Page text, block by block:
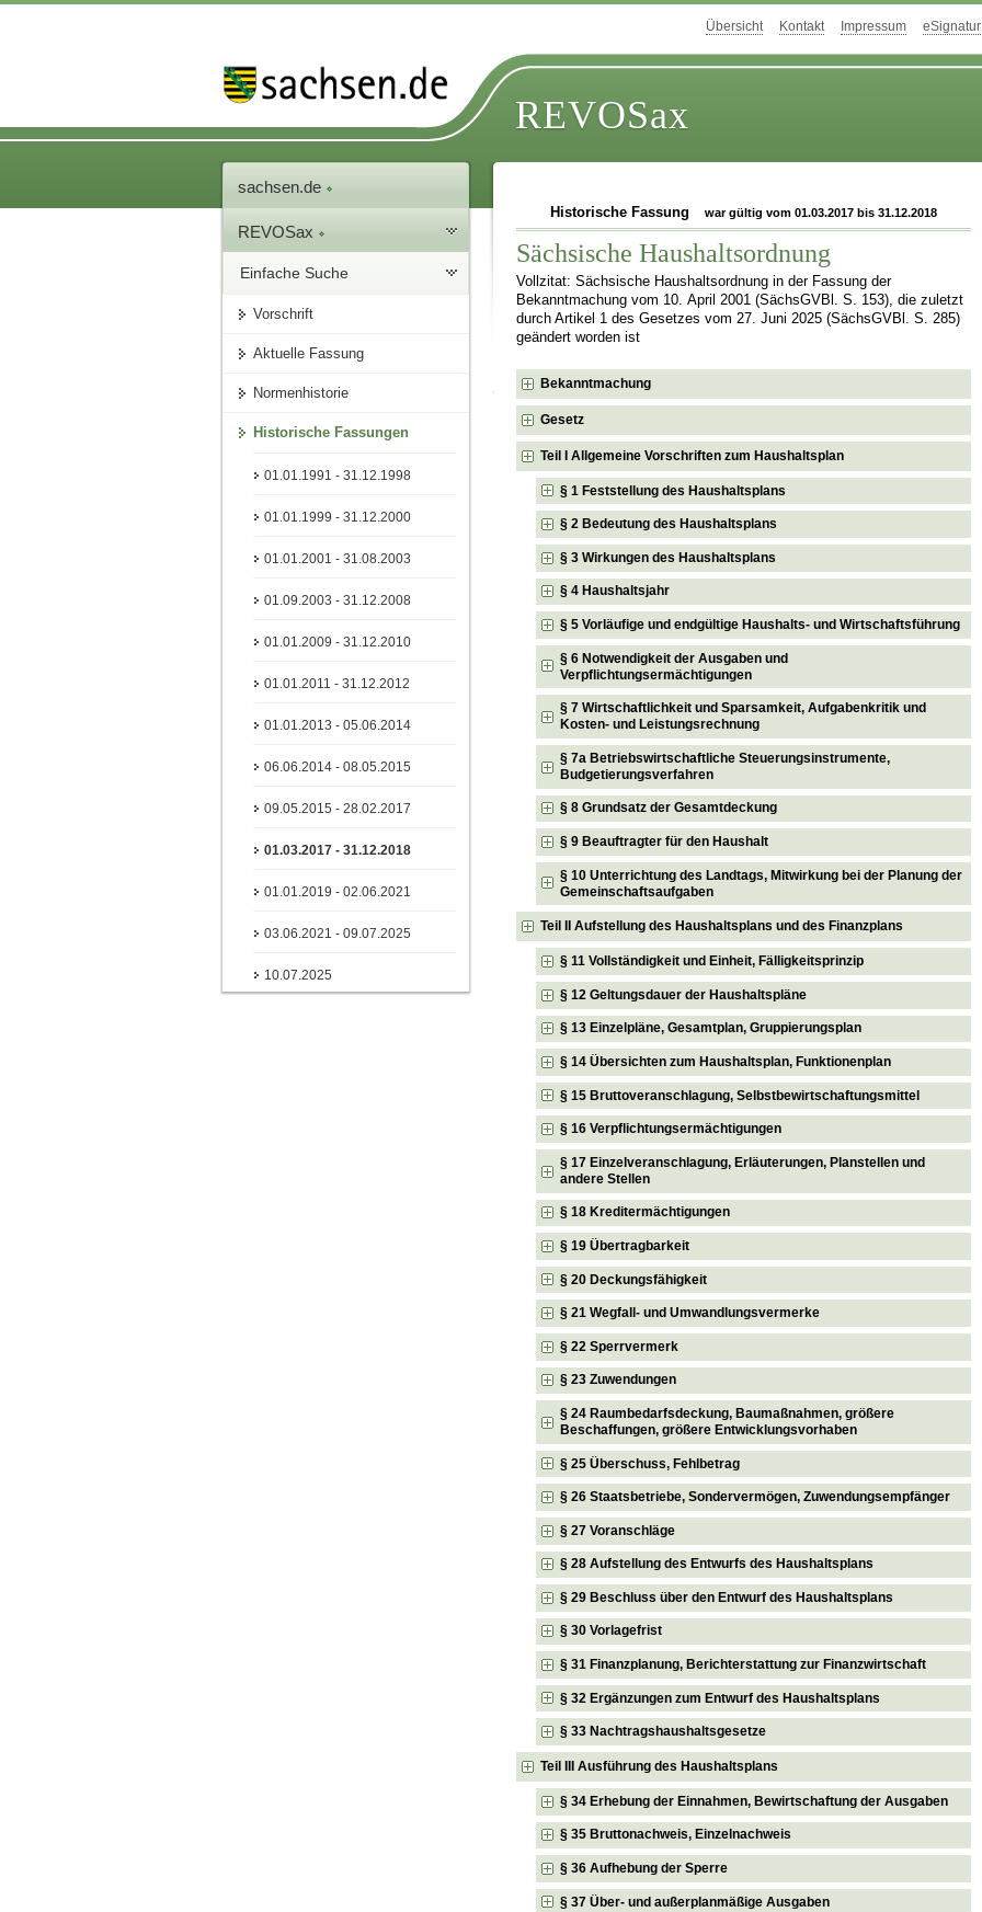
Übersicht Kontakt Impressum eSignatur
REVOSax
sachsen.de
REVOSax
Einfache Suche
Vorschrift
Aktuelle Fassung
Normenhistorie
Historische Fassungen
01.01.1991 - 31.12.1998
01.01.1999 - 31.12.2000
01.01.2001 - 31.08.2003
01.09.2003 - 31.12.2008
01.01.2009 - 31.12.2010
01.01.2011 - 31.12.2012
01.01.2013 - 05.06.2014
06.06.2014 - 08.05.2015
09.05.2015 - 28.02.2017
01.03.2017 - 31.12.2018
01.01.2019 - 02.06.2021
03.06.2021 - 09.07.2025
10.07.2025
Historische Fassung war gültig vom 01.03.2017 bis 31.12.2018
Sächsische Haushaltsordnung
Vollzitat: Sächsische Haushaltsordnung in der Fassung der
Bekanntmachung vom 10. April 2001 (SächsGVBl. S. 153), die zuletzt
durch Artikel 1 des Gesetzes vom 27. Juni 2025 (SächsGVBl. S. 285)
geändert worden ist
Bekanntmachung
Gesetz
Teil I Allgemeine Vorschriften zum Haushaltsplan
§ 1 Feststellung des Haushaltsplans
§ 2 Bedeutung des Haushaltsplans
§ 3 Wirkungen des Haushaltsplans
§ 4 Haushaltsjahr
§ 5 Vorläufige und endgültige Haushalts- und Wirtschaftsführung
§ 6 Notwendigkeit der Ausgaben und
Verpflichtungsermächtigungen
§ 7 Wirtschaftlichkeit und Sparsamkeit, Aufgabenkritik und
Kosten- und Leistungsrechnung
§ 7a Betriebswirtschaftliche Steuerungsinstrumente,
Budgetierungsverfahren
§ 8 Grundsatz der Gesamtdeckung
§ 9 Beauftragter für den Haushalt
§ 10 Unterrichtung des Landtags, Mitwirkung bei der Planung der
Gemeinschaftsaufgaben
Teil II Aufstellung des Haushaltsplans und des Finanzplans
§ 11 Vollständigkeit und Einheit, Fälligkeitsprinzip
§ 12 Geltungsdauer der Haushaltspläne
§ 13 Einzelpläne, Gesamtplan, Gruppierungsplan
§ 14 Übersichten zum Haushaltsplan, Funktionenplan
§ 15 Bruttoveranschlagung, Selbstbewirtschaftungsmittel
§ 16 Verpflichtungsermächtigungen
§ 17 Einzelveranschlagung, Erläuterungen, Planstellen und
andere Stellen
§ 18 Kreditermächtigungen
§ 19 Übertragbarkeit
§ 20 Deckungsfähigkeit
§ 21 Wegfall- und Umwandlungsvermerke
§ 22 Sperrvermerk
§ 23 Zuwendungen
§ 24 Raumbedarfsdeckung, Baumaßnahmen, größere
Beschaffungen, größere Entwicklungsvorhaben
§ 25 Überschuss, Fehlbetrag
§ 26 Staatsbetriebe, Sondervermögen, Zuwendungsempfänger
§ 27 Voranschläge
§ 28 Aufstellung des Entwurfs des Haushaltsplans
§ 29 Beschluss über den Entwurf des Haushaltsplans
§ 30 Vorlagefrist
§ 31 Finanzplanung, Berichterstattung zur Finanzwirtschaft
§ 32 Ergänzungen zum Entwurf des Haushaltsplans
§ 33 Nachtragshaushaltsgesetze
Teil III Ausführung des Haushaltsplans
§ 34 Erhebung der Einnahmen, Bewirtschaftung der Ausgaben
§ 35 Bruttonachweis, Einzelnachweis
§ 36 Aufhebung der Sperre
§ 37 Über- und außerplanmäßige Ausgaben